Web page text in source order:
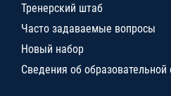
Тренерский штаб
Часто задаваемые вопросы
Новый набор
Сведения об образовательной